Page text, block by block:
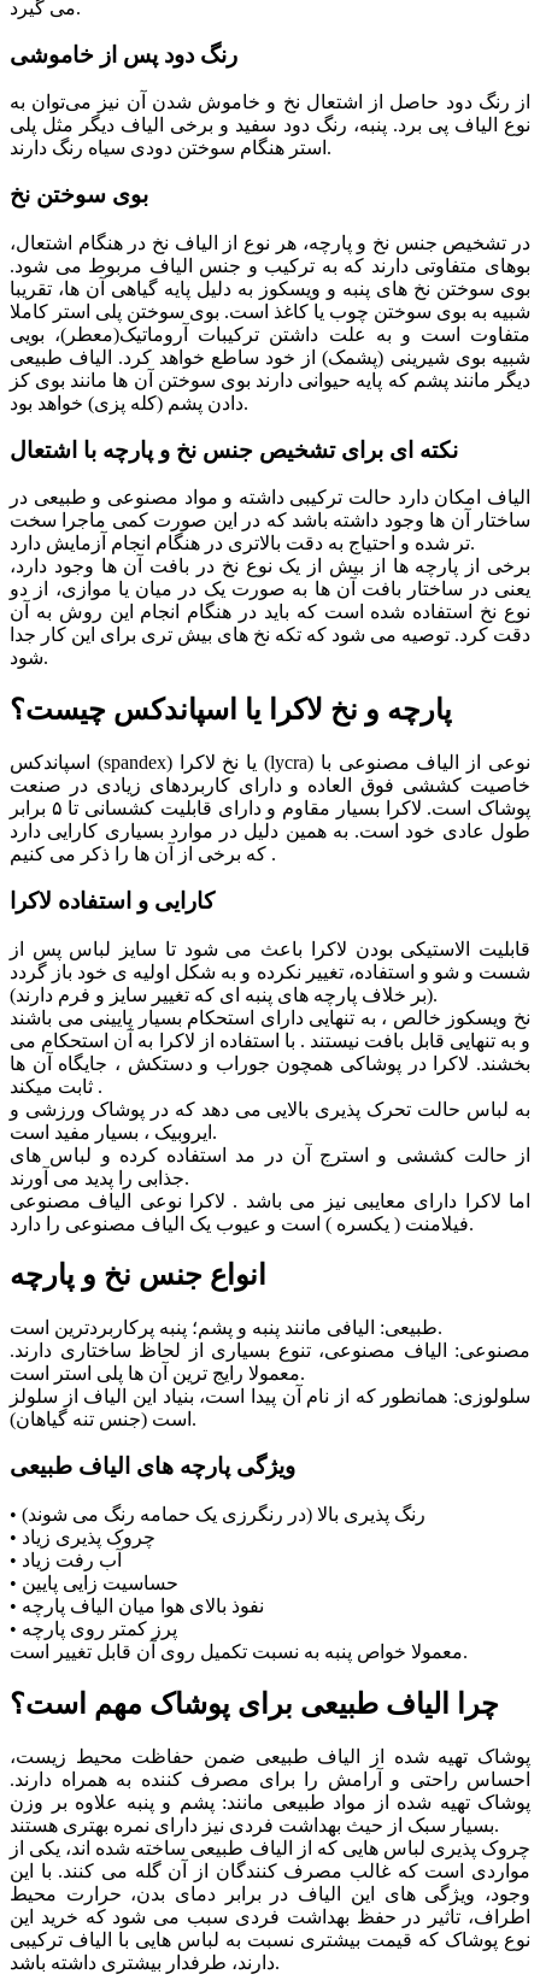
می گیرد.
رنگ دود پس از خاموشی
از رنگ دود حاصل از اشتعال نخ و خاموش شدن آن نیز می‌‌توان به
نوع الیاف پی برد. پنبه، رنگ دود سفید و برخی الیاف دیگر مثل پلی
استر هنگام سوختن دودی سیاه رنگ دارند.
بوی سوختن نخ
در تشخیص جنس نخ و پارچه، هر نوع از الیاف نخ در هنگام اشتعال،
بوهای متفاوتی دارند که به ترکیب و جنس الیاف مربوط می شود.
بوی سوختن نخ های پنبه و ویسکوز به دلیل پایه گیاهی آن ها، تقریبا
شبیه به بوی سوختن چوب یا کاغذ است. بوی سوختن پلی استر کاملا
متفاوت است و به علت داشتن ترکیبات آروماتیک(معطر)، بویی
شبیه بوی شیرینی (پشمک) از خود ساطع خواهد کرد. الیاف طبیعی
دیگر مانند پشم که پایه حیوانی دارند بوی سوختن آن ها مانند بوی کز
دادن پشم (کله پزی) خواهد بود.
نکته ای برای تشخیص جنس نخ و پارچه با اشتعال
الیاف امکان دارد حالت ترکیبی داشته و مواد مصنوعی و طبیعی در
ساختار آن ها وجود داشته باشد که در این صورت کمی ماجرا سخت
تر شده و احتیاج به دقت بالاتری در هنگام انجام آزمایش دارد.
برخی از پارچه ها از بیش از یک نوع نخ در بافت آن ها وجود دارد،
یعنی در ساختار بافت آن ها به صورت یک در میان یا موازی، از دو
نوع نخ استفاده شده است که باید در هنگام انجام این روش به آن
دقت کرد. توصیه می شود که تکه نخ های بیش تری برای این کار جدا
شود.
پارچه و نخ لاکرا یا اسپاندکس چیست؟
اسپاندکس (spandex) یا نخ لاکرا (lycra) نوعی از الیاف مصنوعی با
خاصیت کششی فوق العاده و دارای کاربردهای زیادی در صنعت
پوشاک است. لاکرا بسیار مقاوم و دارای قابلیت کشسانی تا ۵ برابر
طول عادی خود است. به همین دلیل در موارد بسیاری کارایی دارد
که برخی از آن ها را ذکر می کنیم .
کارایی و استفاده لاکرا
قابلیت الاستیکی بودن لاکرا باعث می شود تا سایز لباس پس از
شست و شو و استفاده، تغییر نکرده و به شکل اولیه ی خود باز گردد
(بر خلاف پارچه های پنبه ای که تغییر سایز و فرم دارند).
نخ ویسکوز خالص ، به تنهایی دارای استحکام بسیار پایینی می باشند
و به تنهایی قابل بافت نیستند . با استفاده از لاکرا به آن استحکام می
بخشند. لاکرا در پوشاکی همچون جوراب و دستکش ، جایگاه آن ها
ثابت میکند .
به لباس حالت تحرک پذیری بالایی می دهد که در پوشاک ورزشی و
ایروبیک ، بسیار مفید است.
از حالت کششی و استرج آن در مد استفاده کرده و لباس های
جذابی را پدید می آورند.
اما لاکرا دارای معایبی نیز می باشد . لاکرا نوعی الیاف مصنوعی
فیلامنت ( یکسره ) است و عیوب یک الیاف مصنوعی را دارد.
انواع جنس نخ و پارچه
طبیعی: الیافی مانند پنبه و پشم؛ پنبه پرکاربردترین است.
مصنوعی: الیاف مصنوعی، تنوع بسیاری از لحاظ ساختاری دارند.
معمولا رایج ترین آن ها پلی استر است.
سلولوزی: همانطور که از نام آن پیدا است، بنیاد این الیاف از سلولز
است (جنس تنه گیاهان).
ویژگی پارچه های الیاف طبیعی
• رنگ پذیری بالا (در رنگرزی یک حمامه رنگ می شوند)
• چروک پذیری زیاد
• آب رفت زیاد
• حساسیت زایی پایین
• نفوذ بالای هوا میان الیاف پارچه
• پرز کمتر روی پارچه
معمولا خواص پنبه به نسبت تکمیل روی آن قابل تغییر است.
چرا الیاف طبیعی برای پوشاک مهم است؟
پوشاک تهیه شده از الیاف طبیعی ضمن حفاظت محیط زیست،
احساس راحتی و آرامش را برای مصرف کننده به همراه دارند.
پوشاک تهیه شده از مواد طبیعی مانند: پشم و پنبه علاوه بر وزن
بسیار سبک از حیث بهداشت فردی نیز دارای نمره بهتری هستند.
چروک پذیری لباس هایی که از الیاف طبیعی ساخته شده اند، یکی از
مواردی است که غالب مصرف کنندگان از آن گله می کنند. با این
وجود، ویژگی های این الیاف در برابر دمای بدن، حرارت محیط
اطراف، تاثیر در حفظ بهداشت فردی سبب می شود که خرید این
نوع پوشاک که قیمت بیشتری نسبت به لباس هایی با الیاف ترکیبی
دارند، طرفدار بیشتری داشته باشد.